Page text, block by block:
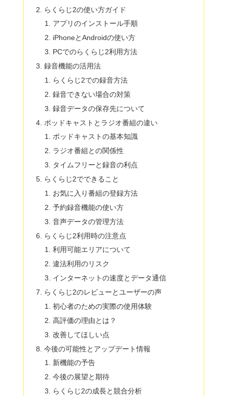
らくらじ2の使い方ガイド
アプリのインストール手順
iPhoneとAndroidの使い方
PCでのらくらじ2利用方法
録音機能の活用法
らくらじ2での録音方法
録音できない場合の対策
録音データの保存先について
ポッドキャストとラジオ番組の違い
ポッドキャストの基本知識
ラジオ番組との関係性
タイムフリーと録音の利点
らくらじ2でできること
お気に入り番組の登録方法
予約録音機能の使い方
音声データの管理方法
らくらじ2利用時の注意点
利用可能エリアについて
違法利用のリスク
インターネットの速度とデータ通信
らくらじ2のレビューとユーザーの声
初心者のための実際の使用体験
高評価の理由とは？
改善してほしい点
今後の可能性とアップデート情報
新機能の予告
今後の展望と期待
らくらじ2の成長と競合分析